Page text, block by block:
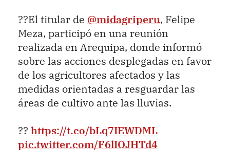
??El titular de @midagriperu, Felipe
Meza, participó en una reunión
realizada en Arequipa, donde informó
sobre las acciones desplegadas en favor
de los agricultores afectados y las
medidas orientadas a resguardar las
áreas de cultivo ante las lluvias.
?? https://t.co/bLq7IEWDML
pic.twitter.com/F6lIOJHTd4